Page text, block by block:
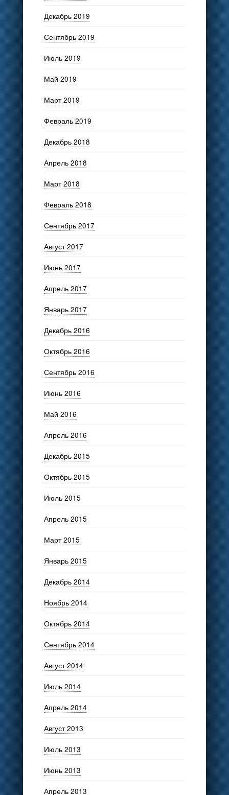
Декабрь 2019
Сентябрь 2019
Июль 2019
Май 2019
Март 2019
Февраль 2019
Декабрь 2018
Апрель 2018
Март 2018
Февраль 2018
Сентябрь 2017
Август 2017
Июнь 2017
Апрель 2017
Январь 2017
Декабрь 2016
Октябрь 2016
Сентябрь 2016
Июнь 2016
Май 2016
Апрель 2016
Декабрь 2015
Октябрь 2015
Июль 2015
Апрель 2015
Март 2015
Январь 2015
Декабрь 2014
Ноябрь 2014
Октябрь 2014
Сентябрь 2014
Август 2014
Июль 2014
Апрель 2014
Август 2013
Июль 2013
Июнь 2013
Апрель 2013